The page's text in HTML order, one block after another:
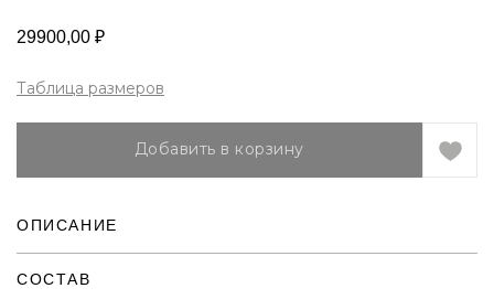
29900,00 ₽
Таблица размеров
Добавить в корзину
ОПИСАНИЕ
СОСТАВ